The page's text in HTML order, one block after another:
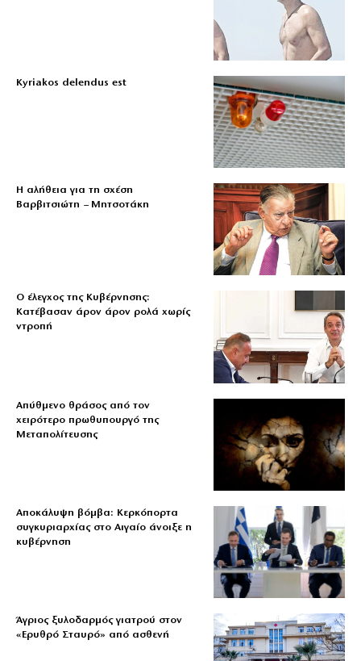
Kyriakos delendus est
Η αλήθεια για τη σχέση
Βαρβιτσιώτη – Μητσοτάκη
Ο έλεγχος της Κυβέρνησης:
Κατέβασαν άρον άρον ρολά χωρίς
ντροπή
Απύθμενο θράσος από τον
χειρότερο πρωθυπουργό της
Μεταπολίτευσης
Αποκάλυψη βόμβα: Κερκόπορτα
συγκυριαρχίας στο Αιγαίο άνοιξε η
κυβέρνηση
Άγριος ξυλοδαρμός γιατρού στον
«Ερυθρό Σταυρό» από ασθενή